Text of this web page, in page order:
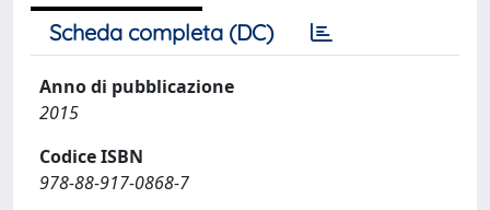
Scheda completa (DC)
Anno di pubblicazione
2015
Codice ISBN
978-88-917-0868-7